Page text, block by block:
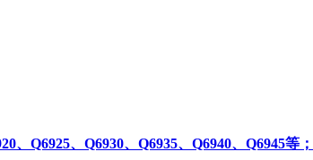
Q6925、Q6930、Q6935、Q6940、Q6945等